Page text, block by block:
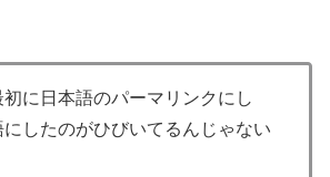
初に日本語のパーマリンクにし
したのがひびいてるんじゃない